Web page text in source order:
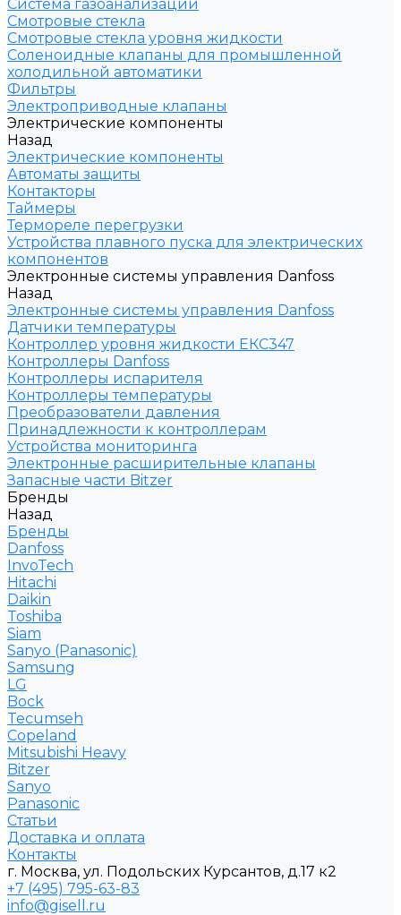
Система газоанализации
Смотровые стекла
Смотровые стекла уровня жидкости
Соленоидные клапаны для промышленной
холодильной автоматики
Фильтры
Электроприводные клапаны
Электрические компоненты
Назад
Электрические компоненты
Автоматы защиты
Контакторы
Таймеры
Термореле перегрузки
Устройства плавного пуска для электрических
компонентов
Электронные системы управления Danfoss
Назад
Электронные системы управления Danfoss
Датчики температуры
Контроллер уровня жидкости ЕКС347
Контроллеры Danfoss
Контроллеры испарителя
Контроллеры температуры
Преобразователи давления
Принадлежности к контроллерам
Устройства мониторинга
Электронные расширительные клапаны
Запасные части Bitzer
Бренды
Назад
Бренды
Danfoss
InvoTech
Hitachi
Daikin
Toshiba
Siam
Sanyo (Panasonic)
Samsung
LG
Bock
Tecumseh
Copeland
Mitsubishi Heavy
Bitzer
Sanyo
Рanasonic
Статьи
Доставка и оплата
Контакты
г. Москва, ул. Подольских Курсантов, д.17 к2
+7 (495) 795-63-83
info@gisell.ru